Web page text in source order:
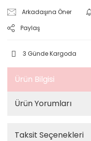
Arkadaşına Öner
Paylaş
3 Günde Kargoda
Ürün Bilgisi
Ürün Yorumları
Taksit Seçenekleri